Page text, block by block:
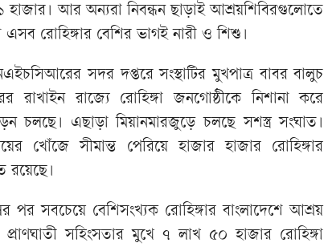
হাজার। আর অন্যরা নিবন্ধন ছাড়াই আশ্রয়শিবিরগুলোতে
রোহিঙ্গার বেশির ভাগই নারী ও শিশু।
সদর দপ্তরে সংস্থাটির মুখপাত্র বাবর বালুচ
রাখাইন রাজ্যে রোহিঙ্গা জনগোষ্ঠীকে নিশানা করে
চলছে। এছাড়া মিয়ানমারজুড়ে চলছে সশস্ত্র সংঘাত।
খোঁজে সীমান্ত পেরিয়ে হাজার হাজার রোহিঙ্গার
রয়েছে।
পর সবচেয়ে বেশিসংখ্যক রোহিঙ্গার বাংলাদেশে আশ্রয়
সহিংসতার মুখে ৭ লাখ ৫০ হাজার রোহিঙ্গা